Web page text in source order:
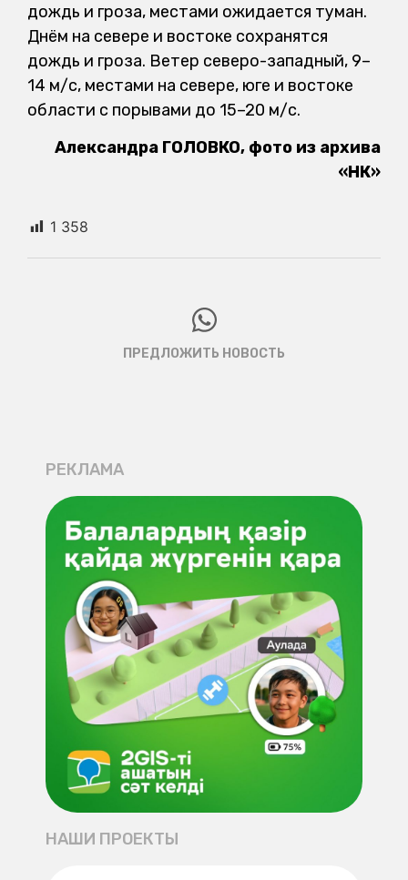
дождь и гроза, местами ожидается туман.
Днём на севере и востоке сохранятся
дождь и гроза. Ветер северо-западный, 9–
14 м/с, местами на севере, юге и востоке
области с порывами до 15–20 м/с.
Александра ГОЛОВКО, фото из архива
«НК»
1 358
ПРЕДЛОЖИТЬ НОВОСТЬ
РЕКЛАМА
НАШИ ПРОЕКТЫ